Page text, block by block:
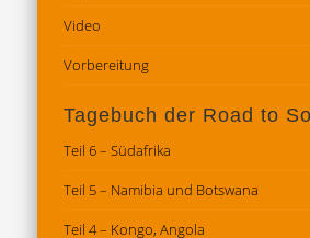
Video
Vorbereitung
Tagebuch der Road to
Teil 6 – Südafrika
Teil 5 – Namibia und Botswana
Teil 4 – Kongo, Angola